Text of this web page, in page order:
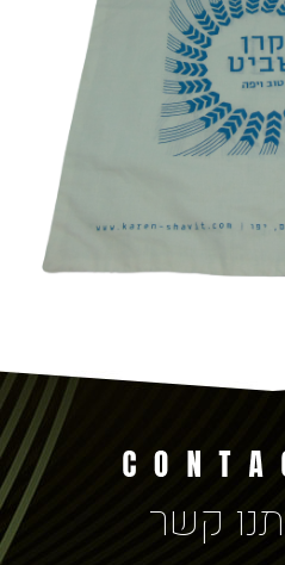
קשר